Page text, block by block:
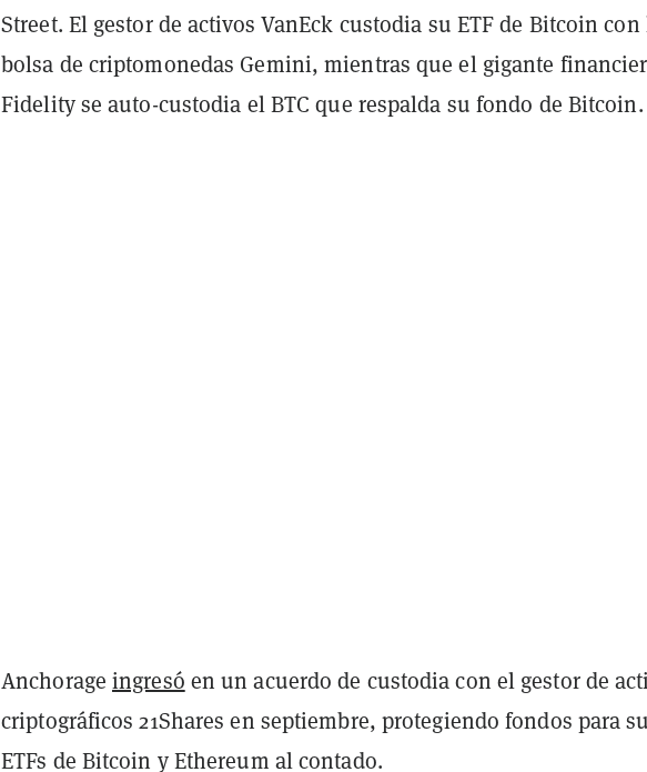
Street. El gestor de activos VanEck custodia su ETF de Bitcoin con
bolsa de criptomonedas Gemini, mientras que el gigante
Fidelity se auto-custodia el BTC que respalda su fondo de Bitcoin.
Anchorage ingresó en un acuerdo de custodia con el gestor de
criptográficos 21Shares en septiembre, protegiendo fondos para
ETFs de Bitcoin y Ethereum al contado.